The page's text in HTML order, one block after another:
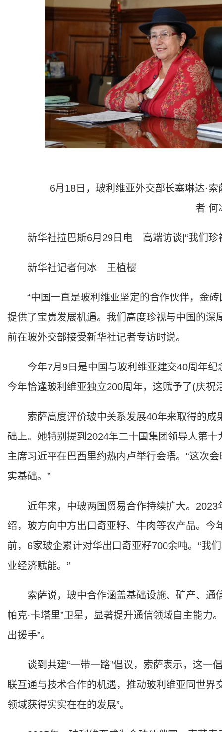
6月18日，玻利维亚外交部长塞琳达·索萨
者 何
新华社拉巴斯6月29日电 高端访谈|“我们珍
新华社记者何冰 王植樱
“中国一直是玻利维亚坚定的合作伙伴，金砖
提供了宝贵发展机遇。我们高度珍视与中国的深
前在玻外交部接受新华社记者专访时说。
今年7月9日是中国与玻利维亚建交40周年纪
今年恰逢玻利维亚独立200周年，这赋予了(庆祝
索萨高度评价玻中关系发展40年来取得的成
础上。她特别提到2024年二十国集团领导人第
主席习近平在巴西里约热内卢举行会晤。“这次
实基础。”
近年来，中玻两国贸易合作持续扩大。2023
绍，玻方向中方出口奇亚籽、牛肉等农产品。
前，6家玻企累计对华出口奇亚籽700余吨。“我
业经济赋能。”
索萨说，玻中合作涵盖基础设施、矿产、通
帕克·卡塔里”卫星，显著提升通信领域自主能力
出援手”。
谈到共建“一带一路”倡议，索萨表示，这一
联互通与技术合作的机遇，推动玻利维亚同世界
领域获得实实在在的发展”。